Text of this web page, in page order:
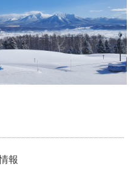
報